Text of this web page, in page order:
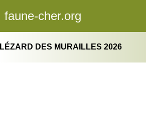
faune-cher.org
LÉZARD DES MURAILLES 2026